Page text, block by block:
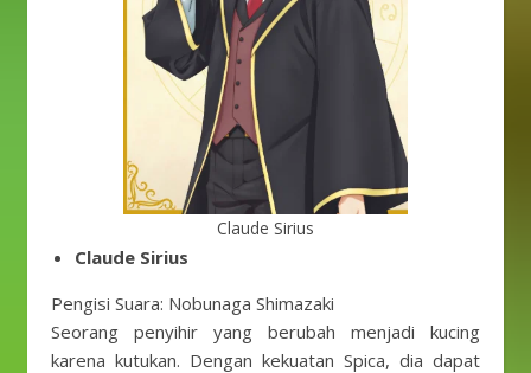
Claude Sirius
Claude Sirius
Pengisi Suara: Nobunaga Shimazaki
Seorang penyihir yang berubah menjadi kucing
karena kutukan. Dengan kekuatan Spica, dia dapat